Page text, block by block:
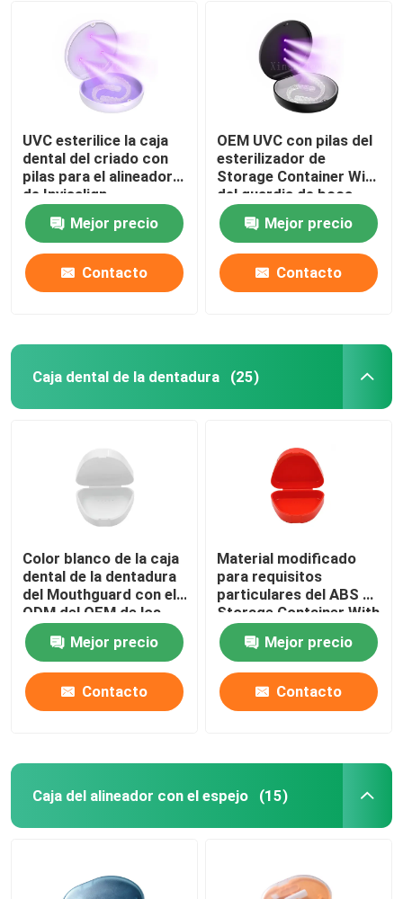
UVC esterilice la caja
dental del criado con
pilas para el alineador
de Invisalign
Mejor precio
Contacto
OEM UVC con pilas del
esterilizador de
Storage Container With
del guardia de boca
Mejor precio
Contacto
Caja dental de la dentadura (25)
Color blanco de la caja
dental de la dentadura
del Mouthguard con el
ODM del OEM de los
agujeros de
respiraderoMejor precio
Contacto
Material modificado
para requisitos
particulares del ABS de
Storage Container With
del guardia de boca de
la dentaduraMejor precio
Contacto
Caja del alineador con el espejo (15)